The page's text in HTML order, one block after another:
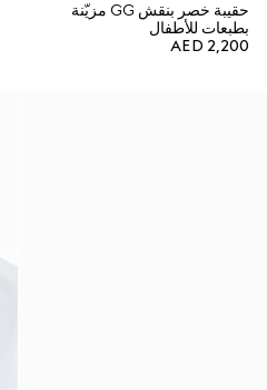
حقيبة خصر بنقش GG مزيّنة
بطبعات للأطفال
AED 2,200